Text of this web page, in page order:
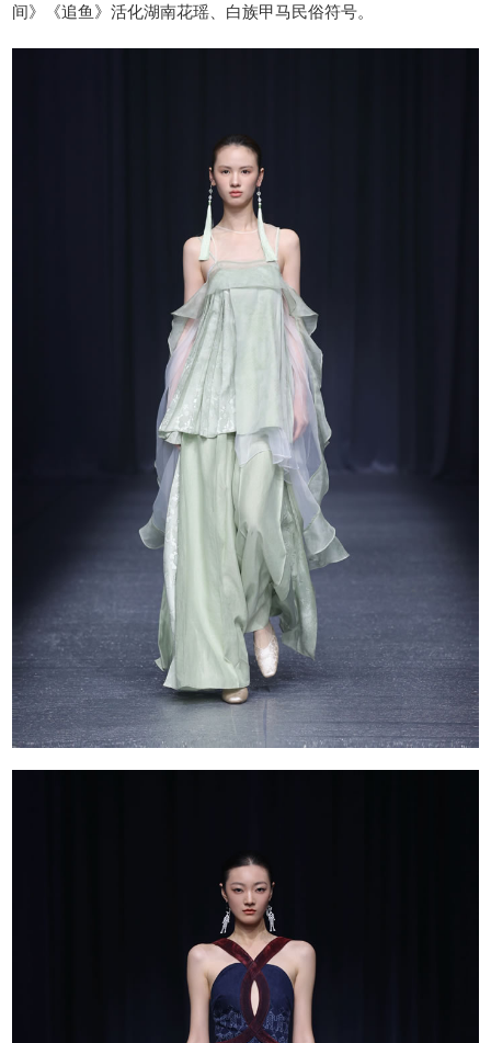
间》《追鱼》活化湖南花瑶、白族甲马民俗符号。